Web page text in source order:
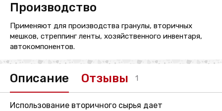
Производство
Применяют для производства гранулы, вторичных
мешков, стреппинг ленты, хозяйственного инвентаря,
автокомпонентов.
Описание Отзывы 1
Использование вторичного сырья дает